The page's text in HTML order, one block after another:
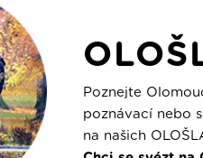
Poznejte
poznávací nebo
na našich